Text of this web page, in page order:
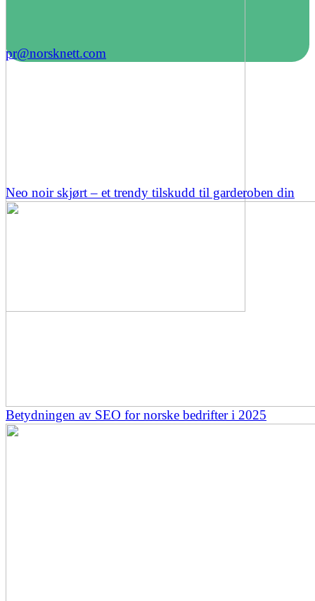
Neo noir skjørt – et trendy tilskudd til garderoben din
Betydningen av SEO for norske bedrifter i 2025
pr@norsknett.com